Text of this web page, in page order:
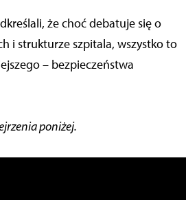
że choć debatuje się o
i strukturze szpitala, wszystko to
– bezpieczeństwa
poniżej.